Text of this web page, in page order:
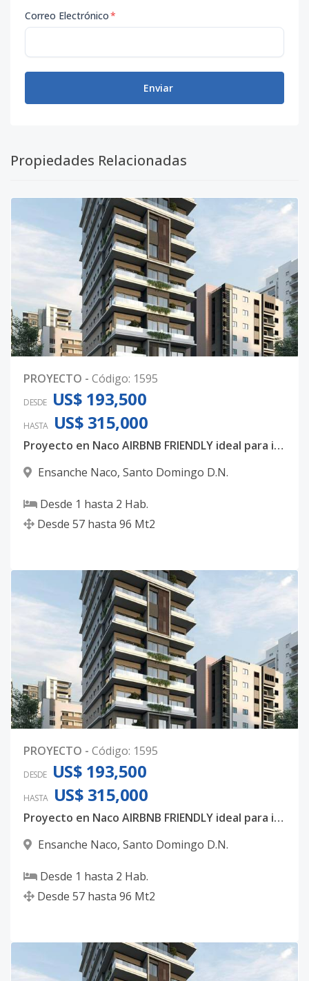
Correo Electrónico*
Enviar
Propiedades Relacionadas
PROYECTO - Código: 1595
DESDE US$ 193,500
HASTA US$ 315,000
Proyecto en Naco AIRBNB FRIENDLY ideal para inversión.
Ensanche Naco, Santo Domingo D.N.
Desde 1 hasta 2 Hab.
Desde 57 hasta 96 Mt2
PROYECTO - Código: 1595
DESDE US$ 193,500
HASTA US$ 315,000
Proyecto en Naco AIRBNB FRIENDLY ideal para inversión.
Ensanche Naco, Santo Domingo D.N.
Desde 1 hasta 2 Hab.
Desde 57 hasta 96 Mt2